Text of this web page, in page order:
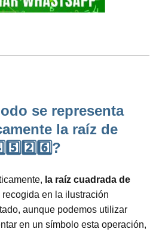
se representa
la raíz de
la raíz cuadrada de
en la ilustración
aunque podemos utilizar
en un símbolo esta operación,